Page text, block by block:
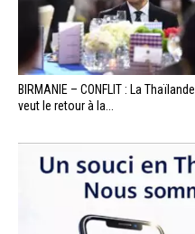
BIRMANIE – CONFLIT : La Thaïlande
veut le retour à la...